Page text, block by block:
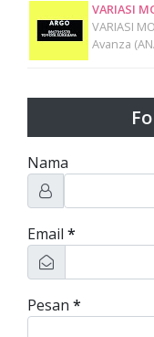
VARIASI
VARIASI
Avanza
Nama
Email *
Pesan *